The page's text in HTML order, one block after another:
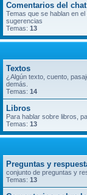
Comentarios del chat
Temas que se hablan en
sugerencias
Temas: 13
Textos
¿Algún texto, cuento,
demás.
Temas: 14
Libros
Para hablar sobre libros,
Temas: 13
Preguntas y
conjunto de preguntas y
Temas: 13